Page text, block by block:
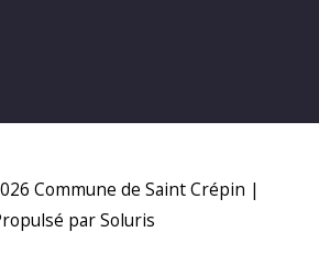
Commune de Saint Crépin |
par Soluris